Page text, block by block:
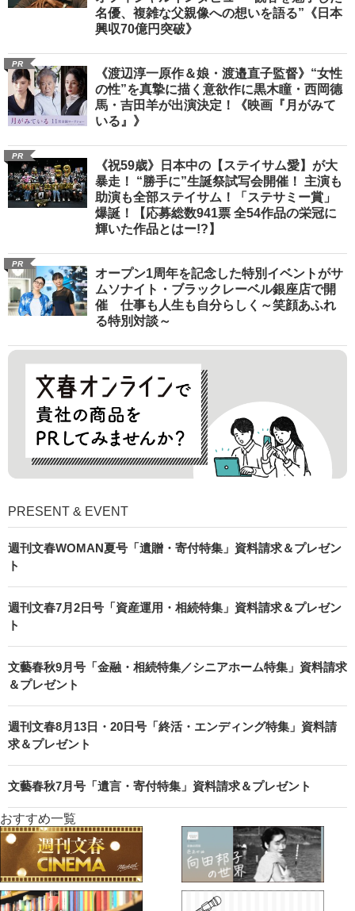
名優、複雑な父親像への想いを語る”《日本
興収70億円突破》
PR
《渡辺淳一原作＆娘・渡邉直子監督》“女性
の性”を真摯に描く意欲作に黒木瞳・西岡德
馬・吉田羊が出演決定！《映画『月がみて
いる』》
PR
《祝59歳》日本中の【ステイサム愛】が大
暴走！ “勝手に”生誕祭試写会開催！ 主演も
助演も全部ステイサム！「ステサミー賞」
爆誕！【応募総数941票 全54作品の栄冠に
輝いた作品とはー!?】
PR
オープン1周年を記念した特別イベントがサ
ムソナイト・ブラックレーベル銀座店で開
催 仕事も人生も自分らしく～笑顔あふれ
る特別対談～
PRESENT & EVENT
週刊文春WOMAN夏号「遺贈・寄付特集」資料請求＆プレゼン
ト
週刊文春7月2日号「資産運用・相続特集」資料請求＆プレゼン
ト
文藝春秋9月号「金融・相続特集／シニアホーム特集」資料請求
＆プレゼント
週刊文春8月13日・20日号「終活・エンディング特集」資料請
求＆プレゼント
文藝春秋7月号「遺言・寄付特集」資料請求＆プレゼント
おすすめ一覧